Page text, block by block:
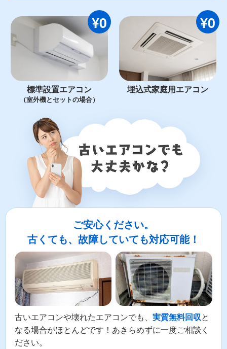
¥0
標準設置エアコン
（室外機とセットの場合）
¥0
埋込式家庭用エアコン
ご安心ください。
古くても、故障していても対応可能！
古いエアコンや壊れたエアコンでも、 実質無料回収と
なる場合がほとんどです！あきらめずに一度ご相談く
ださい。